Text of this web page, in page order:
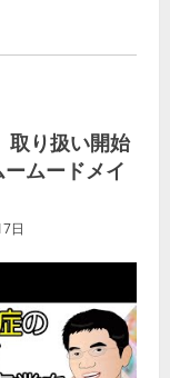
取り扱い開始
ムードメイ
日